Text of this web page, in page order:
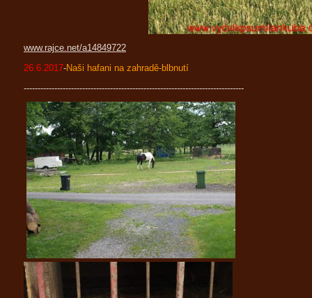
www.rajce.net/a14849722
26.6.2017-Naši hafani na zahradě-blbnutí
-------------------------------------------------------------------------------